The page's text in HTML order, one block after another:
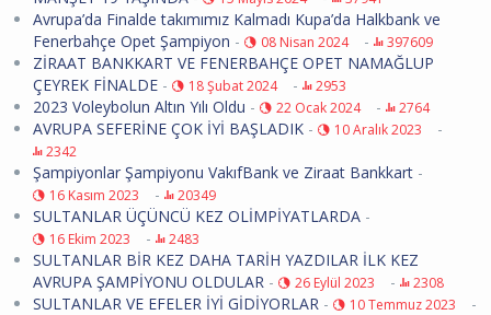
Avrupa’da Finalde takımımız Kalmadı Kupa’da Halkbank ve
Fenerbahçe Opet Şampiyon - 08 Nisan 2024 - 397609
ZİRAAT BANKKART VE FENERBAHÇE OPET NAMAĞLUP
ÇEYREK FİNALDE - 18 Şubat 2024 - 2953
2023 Voleybolun Altın Yılı Oldu - 22 Ocak 2024 - 2764
AVRUPA SEFERİNE ÇOK İYİ BAŞLADIK - 10 Aralık 2023 -
2342
Şampiyonlar Şampiyonu VakıfBank ve Ziraat Bankkart -
16 Kasım 2023 - 20349
SULTANLAR ÜÇÜNCÜ KEZ OLİMPİYATLARDA -
16 Ekim 2023 - 2483
SULTANLAR BİR KEZ DAHA TARİH YAZDILAR İLK KEZ
AVRUPA ŞAMPİYONU OLDULAR - 26 Eylül 2023 - 2308
SULTANLAR VE EFELER İYİ GİDİYORLAR - 10 Temmuz 2023 -